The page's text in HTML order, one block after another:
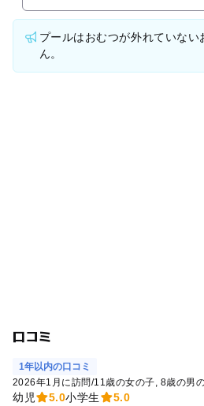
プールはおむつが外れていな
ん。
口コミ
1年以内の口コミ
2026年1月に訪問/11歳の女の子 8歳の男
幼児 5.0小学生
5.0